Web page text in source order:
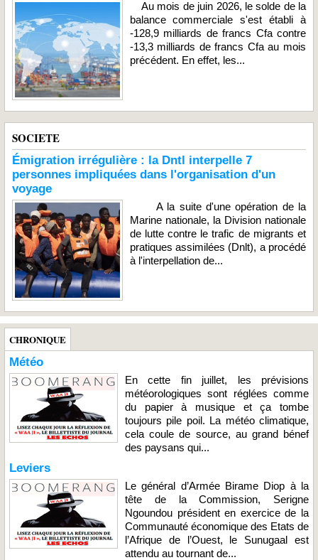
Au mois de juin 2026, le solde de la
balance commerciale s'est établi à
-128,9 milliards de francs Cfa contre
-13,3 milliards de francs Cfa au mois
précédent. En effet, les...
SOCIETE
Émigration irrégulière : la Dntl interpelle 7
personnes impliquées dans l'organisation d'un
voyage
A la suite d'une opération de la
Marine nationale, la Division nationale
de lutte contre le trafic de migrants et
pratiques assimilées (Dnlt), a procédé
à l'interpellation de...
CHRONIQUE
Météo
En cette fin juillet, les prévisions
météorologiques sont réglées comme
du papier à musique et ça tombe
toujours pile poil. La météo climatique,
cela coule de source, au grand bénef
des paysans qui...
Leviers
Le général d’Armée Birame Diop à la
tête de la Commission, Serigne
Ngoundou président en exercice de la
Communauté économique des Etats de
l’Afrique de l’Ouest, le Sunugaal est
attendu au tournant de...